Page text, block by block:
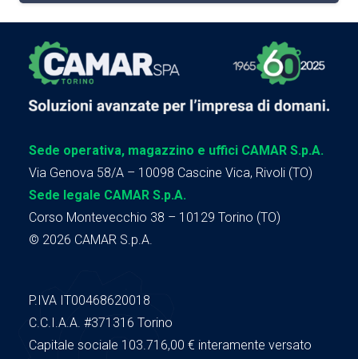
Sede operativa, magazzino e uffici CAMAR S.p.A.
Via Genova 58/A – 10098 Cascine Vica, Rivoli (TO)
Sede legale CAMAR S.p.A.
Corso Montevecchio 38 – 10129 Torino (TO)
© 2026 CAMAR S.p.A.
P.IVA IT00468620018
C.C.I.A.A. #371316 Torino
Capitale sociale 103.716,00 € interamente versato